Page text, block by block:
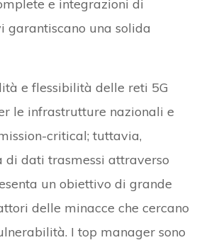
e integrazioni di
garantiscano una solida
e flessibilità delle reti 5G
le infrastrutture nazionali e
critical; tuttavia,
di dati trasmessi attraverso
un obiettivo di grande
delle minacce che cercano
I top manager sono